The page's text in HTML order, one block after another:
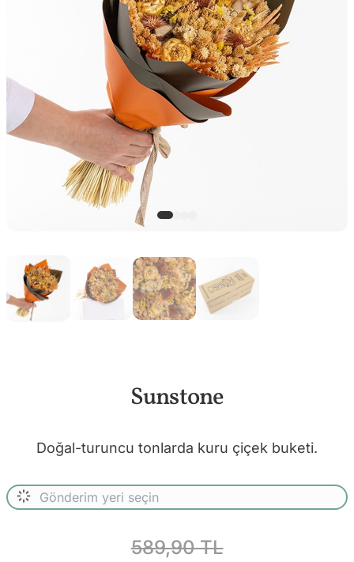
Sunstone
Doğal-turuncu tonlarda kuru çiçek buketi.
589,90 TL